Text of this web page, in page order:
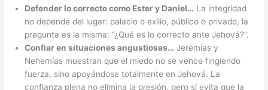
Defender lo correcto como Ester y Daniel… La integridad
no depende del lugar: palacio o exilio, público o privado, la
pregunta es la misma: “¿Qué es lo correcto ante Jehová?”.
Confiar en situaciones angustiosas… Jeremías y
Nehemías muestran que el miedo no se vence fingiendo
fuerza, sino apoyándose totalmente en Jehová. La
confianza plena no elimina la presión, pero sí evita que la